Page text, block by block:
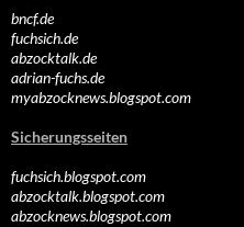
bncf.de
fuchsich.de
abzocktalk.de
adrian-fuchs.de
myabzocknews.blogspot.com
Sicherungsseiten
fuchsich.blogspot.com
abzocktalk.blogspot.com
abzocknews.blogspot.com